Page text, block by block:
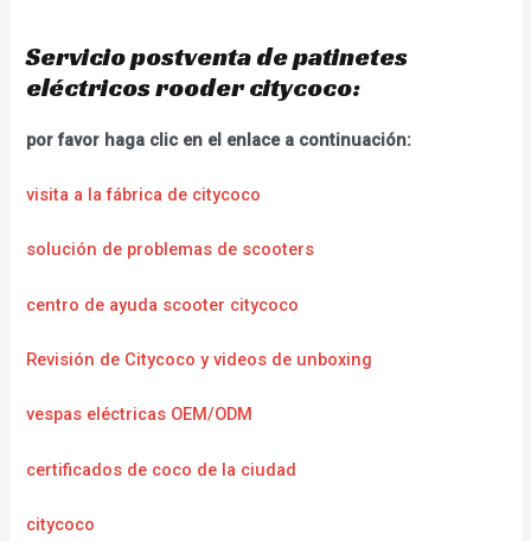
Servicio postventa de patinetes
eléctricos rooder citycoco:
por favor haga clic en el enlace a continuación:
visita a la fábrica de citycoco
solución de problemas de scooters
centro de ayuda scooter citycoco
Revisión de Citycoco y videos de unboxing
vespas eléctricas OEM/ODM
certificados de coco de la ciudad
citycoco